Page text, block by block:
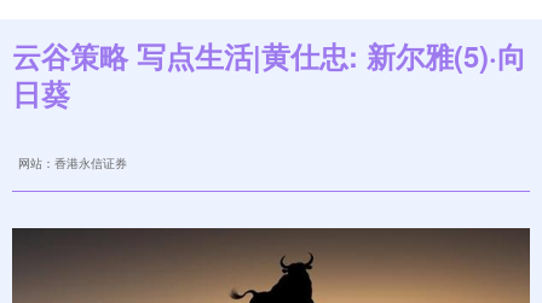
云谷策略 写点生活|黄仕忠: 新尔雅(5)·向
日葵
网站：香港永信证券